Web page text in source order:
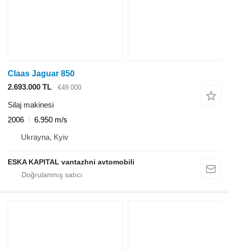
Claas Jaguar 850
2.693.000 TL
€49.000
Silaj makinesi
2006
6.950 m/s
Ukrayna, Kyiv
ESKA KAPITAL vantazhni avtomobili